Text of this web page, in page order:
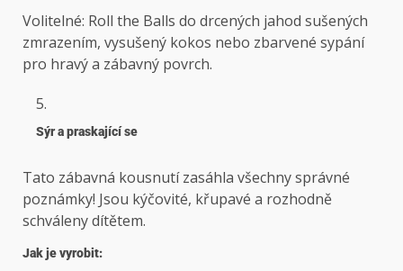
Volitelné: Roll the Balls do drcených jahod sušených
zmrazením, vysušený kokos nebo zbarvené sypání
pro hravý a zábavný povrch.
Sýr a praskající se
Tato zábavná kousnutí zasáhla všechny správné
poznámky! Jsou kýčovité, křupavé a rozhodně
schváleny dítětem.
Jak je vyrobit: